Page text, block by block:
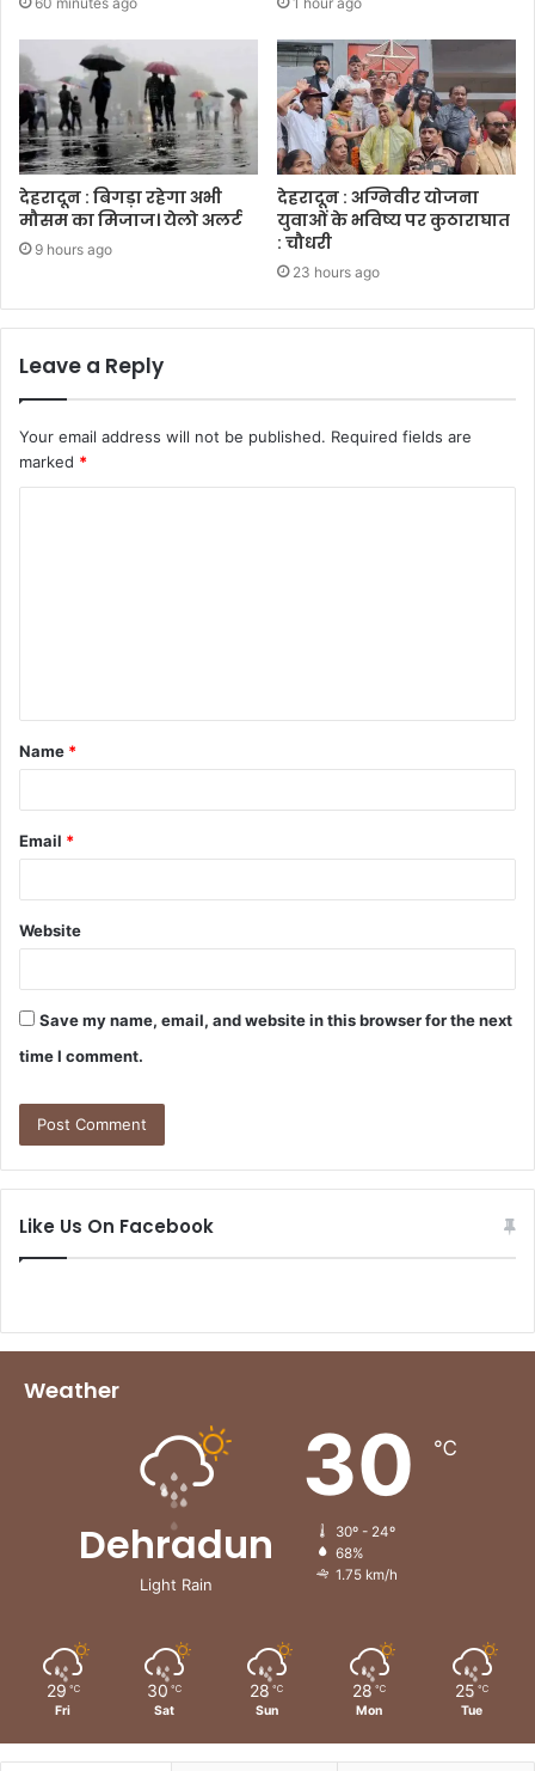
देहरादून : बिगड़ा रहेगा अभी
मौसम का मिजाज। येलो अलर्ट
9 hours ago
देहरादून : अग्निवीर योजना
युवाओं के भविष्य पर कुठाराघात
: चौधरी
23 hours ago
Leave a Reply
Your email address will not be published. Required fields are
marked *
t
*
Name *
Email *
Website
Save my name, email, and website in this browser for the next
time I comment.
Like Us On Facebook
Weather
Dehradun
Light Rain
30 ℃
30º - 24º
68%
1.75 km/h
29 ℃
Fri
30 ℃
Sat
28 ℃
Sun
28 ℃
Mon
25 ℃
Tue